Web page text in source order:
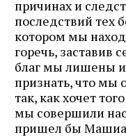
причинах и
последствий тех
котором мы
горечь, заставив
благ мы лишены
признать, что мы
так, как хочет
мы совершили
пришел бы